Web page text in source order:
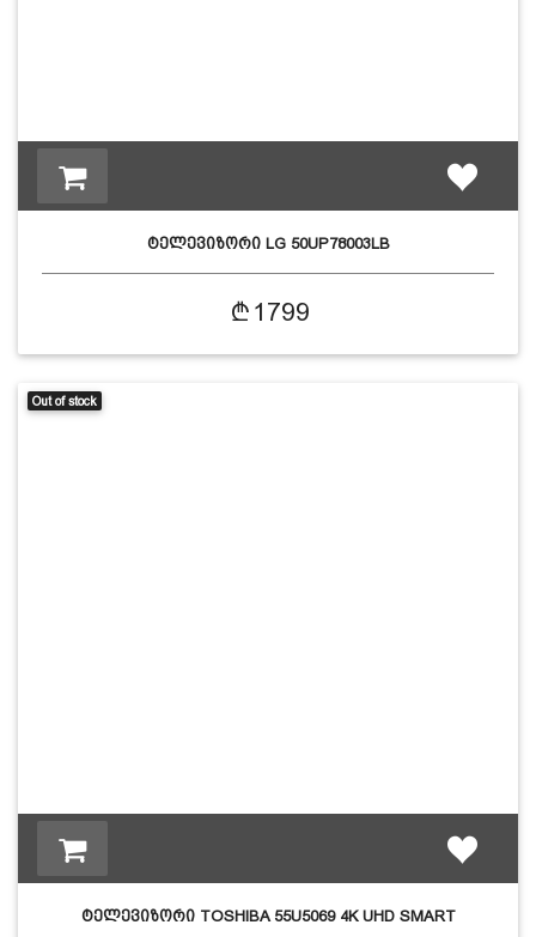
ტელევიზორი LG 50UP78003LB
1799
Out of stock
ტელევიზორი TOSHIBA 55U5069 4K UHD SMART